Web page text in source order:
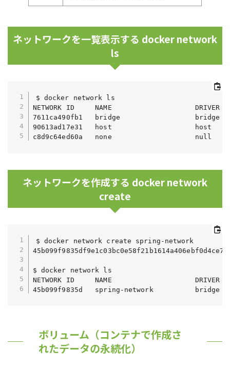
ネットワークを一覧表示する docker network
ls
$ docker network ls
NETWORK ID     NAME                    DRIVER
7611ca490fb1   bridge                  bridge
90613ad17e31   host                    host
c8d9c64ed60a   none                    null
ネットワークを作成する docker network
create
$ docker network create spring-network
$ docker network ls
NETWORK ID     NAME                    DRIVER
45b099f9835d   spring-network          bridge
ボリューム（コンテナで作成さ
れたデータの永続化）